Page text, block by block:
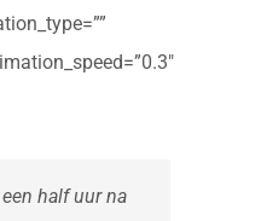
half uur na